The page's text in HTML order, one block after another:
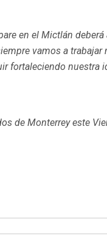
en el Mictlán
vamos a
fortaleciendo nuestra
de Monterrey este